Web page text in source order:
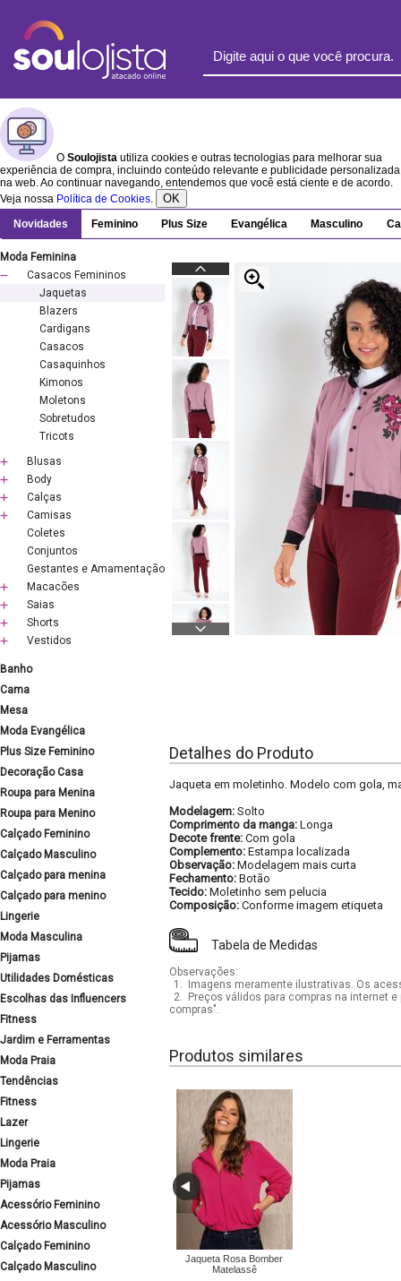
O Soulojista utiliza cookies e outras tecnologias para melhorar sua
experiência de compra, incluindo conteúdo relevante e publicidade personalizada
na web. Ao continuar navegando, entendemos que você está ciente e de acordo.
Veja nossa Política de Cookies. OK
Novidades Feminino Plus Size Evangélica Masculino
Moda Feminina
Casacos Femininos
Jaquetas
Blazers
Cardigans
Casacos
Casaquinhos
Kimonos
Moletons
Sobretudos
Tricots
Blusas
Body
Calças
Camisas
Coletes
Conjuntos
Gestantes e Amamentação
Macacões
Saias
Shorts
Vestidos
Banho
Cama
Mesa
Moda Evangélica
Plus Size Feminino
Decoração Casa
Roupa para Menina
Roupa para Menino
Calçado Feminino
Calçado Masculino
Calçado para menina
Calçado para menino
Lingerie
Moda Masculina
Pijamas
Utilidades Domésticas
Escolhas das Influencers
Fitness
Jardim e Ferramentas
Moda Praia
Tendências
Fitness
Lazer
Lingerie
Moda Praia
Pijamas
Acessório Feminino
Acessório Masculino
Calçado Feminino
Calçado Masculino
Detalhes do Produto
Jaqueta em moletinho. Modelo com gola,
Modelagem: Solto
Comprimento da manga: Longa
Decote frente: Com gola
Complemento: Estampa localizada
Observação: Modelagem mais curta
Fechamento: Botão
Tecido: Moletinho sem pelucia
Composição: Conforme imagem etiqueta
Tabela de Medidas
Observações:
1.
Imagens meramente ilustrativas. Os
2.
Preços válidos para compras na internet
compras".
Produtos similares
Jaqueta Rosa Bomber
Matelassê